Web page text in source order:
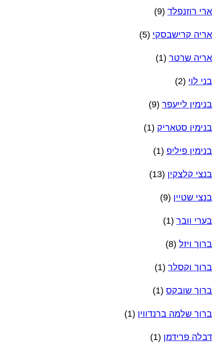
ארי רוזנפלד (9)
אריה קרישבסקי (5)
אריה שרטר (1)
בני לוי (2)
בנימין לייעפר (9)
בנימין סטאריק (1)
בנימין פיליפ (1)
בנצי קלצקין (13)
בנצי שטיין (9)
בערי וובר (1)
ברוך ויזל (8)
ברוך וקסלר (1)
ברוך שובקס (1)
ברוך שלמה ברנדווין (1)
דבלה פרידמן (1)